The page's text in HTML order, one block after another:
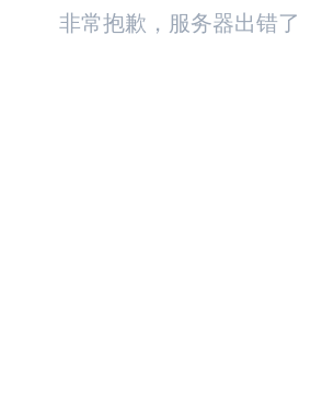
非常抱歉，服务器出错了